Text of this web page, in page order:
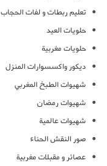
تعليم ربطات و لفات الحجاب
حلويات العيد
حلويات مغربية
ديكور واكسسوارات المنزل
شهيوات الطبخ المغربي
شهيوات رمضان
شهيوات عالمية
صور النقش الحناء
عصائر و مقبلات مغربية